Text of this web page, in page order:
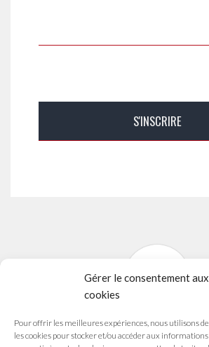
Gérer le consentement aux
cookies
Pour offrir les meilleures expériences, nous utilisons
les cookies pour stocker et/ou accéder aux informations
SYNAVI